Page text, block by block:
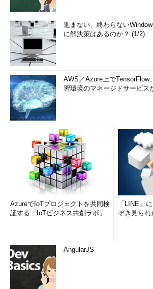
進まない、終わらない
に解決策はあるのか？ (1/2)
AWS／Azure上で
習環境のマネージドサービス
AzureでIoTプロジェクトを共同検
証する「IoTビジネス共創ラボ」
「LINE」
ぞき見られ
AngularJS